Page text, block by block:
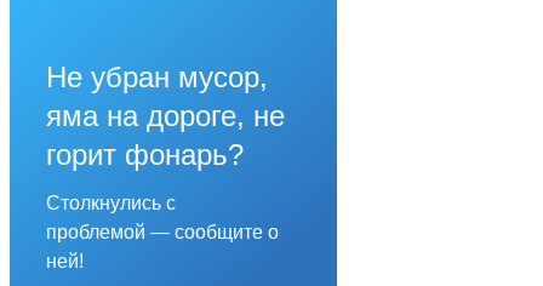
Не убран мусор,
яма на дороге, не
горит фонарь?
Столкнулись с
проблемой — сообщите о
ней!